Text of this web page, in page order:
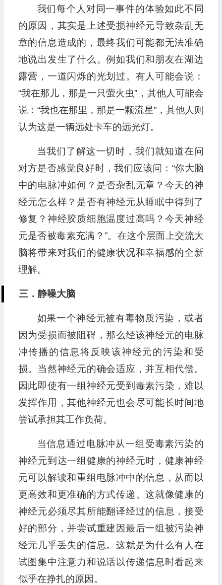
我们每个人对同一事件的体验如此不同
的原因，其实是上述受损神经元导致杂乱无
章的信息造成的，最终我们可能都无法准确
地说出发生了什么。例如我们和朋友在湖边
露营，一道闪烁的光划过。有人可能会说：
“我在那儿，那是一只萤火虫”，其他人可能会
说：“我也在那里，那是一颗流星”，其他人则
认为这是一辆远处卡车的远光灯。
当我们了解这一切时，我们就知道在问
对方是否感觉良好时，我们应该问：“你大脑
中的电脉冲如何？是否杂乱无章？今天的神
经元怎么样？是否有神经元从睡眠中得到了
修复？神经胶质细胞温度过高吗？今天神经
元是否被毒素充满？”。在这个层面上交流大
脑将带来对我们的健康状况和幸福感的全新
理解。
三．静噪大脑
如果一个神经元被有毒物质污染，或者
因为受损而被阻碍，那么经该神经元的电脉
冲传播的信息将反映该神经元的污染和受
损。当然神经元的确会适应，并互相代偿。
因此即使有一组神经元受到毒素污染，难以
发挥作用，其他神经元也会尽可能长时间地
尝试承担其工作负荷。
当信息通过电脉冲从一组受毒素污染的
神经元到达一组健康的神经元时，健康神经
元可以解读和重组电脉冲中的信息，从而以
更高效和更准确的方式传递。这就像健康的
神经元必须尽其所能翻译经过的信息，接受
好的部分，并尝试重建因最后一组被污染神
经元几乎丢失的信息。这就是为什么有人在
试图集中注意力和说话以传递信息时看起来
似乎在挣扎的原因。